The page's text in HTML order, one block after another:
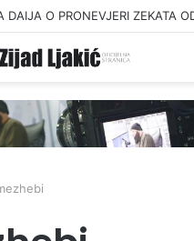
DAIJA O PRONEVJERI ZEKATA